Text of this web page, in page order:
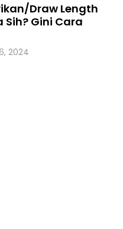
Draw Length
Sih? Gini Cara
2024